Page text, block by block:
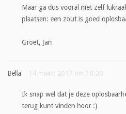
Maar ga dus vooral niet zelf
plaatsen: een zout is goed
Groet, Jan
Bella 14 maart 2017 om 18:20
Ik snap wel dat je deze
terug kunt vinden hoor :)